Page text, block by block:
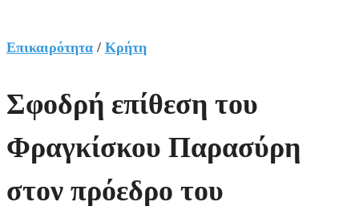
Επικαιρότητα / Κρήτη
Σφοδρή επίθεση του
Φραγκίσκου Παρασύρη
στον πρόεδρο του